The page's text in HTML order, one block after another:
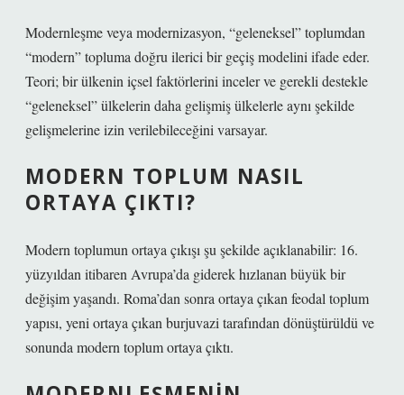
Modernleşme veya modernizasyon, “geleneksel” toplumdan
“modern” topluma doğru ilerici bir geçiş modelini ifade eder.
Teori; bir ülkenin içsel faktörlerini inceler ve gerekli destekle
“geleneksel” ülkelerin daha gelişmiş ülkelerle aynı şekilde
gelişmelerine izin verilebileceğini varsayar.
MODERN TOPLUM NASIL
ORTAYA ÇIKTI?
Modern toplumun ortaya çıkışı şu şekilde açıklanabilir: 16.
yüzyıldan itibaren Avrupa’da giderek hızlanan büyük bir
değişim yaşandı. Roma’dan sonra ortaya çıkan feodal toplum
yapısı, yeni ortaya çıkan burjuvazi tarafından dönüştürüldü ve
sonunda modern toplum ortaya çıktı.